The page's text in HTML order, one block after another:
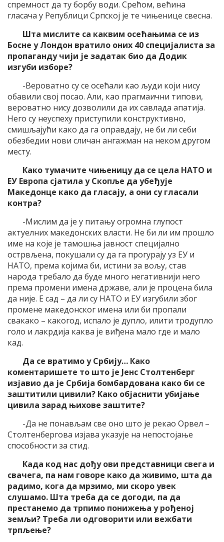
спремност да ту борбу води. Срећом, већина
гласача у Републици Српској је те чињенице свесна.
Шта мислите са каквим осећањима се из
Босне у Лондон вратило оних 40 специјалиста за
пропаганду чији је задатак био да Додик
изгуби изборе?
-Вероватно су се осећали као људи који нису
обавили свој посао. Али, као прагмаични типови,
вероватно нису дозволили да их савлада апатија.
Него су неуспеху приступили конструктивно,
смишљајући како да га оправдају, не би ли себи
обезбедии нови сличан ангажман на неком другом
месту.
Како тумачите чињеницу да се цела НАТО и
ЕУ Европа сјатила у Скопље да убеђује
Македонце како да гласају, а они су гласали
контра?
-Мислим да је у питању огромна глупост
актуелних македонских власти. Не би ли им прошло
име на које је тамошња јавност специјално
острвљена, покушали су да га прогурају уз ЕУ и
НАТО, према којима би, истини за вољу, став
народа требало да буде много негативнији него
према промени имена државе, али је процена била
да није. Е сад – да ли су НАТО и ЕУ изгубили због
промене македонског имена или би пропали
свакако – какогод, испало је дупло, илити тродупло
голо и лакрдија каква је виђена мало где и мало
кад.
Да се вратимо у Србију… Како
коментаришете то што је Јенс Столтенберг
изјавио да је Србија бомбардована како би се
заштитили цивили? Како објаснити убијање
цивила зарад њихове заштите?
-Да не понављам све оно што је рекао Орвел –
Столтенбергова изјава указује на непостојање
способности за стид.
Када код нас дођу ови представници свега и
свачега, па нам говоре како да живимо, шта да
радимо, кога да мрзимо, ми скоро увек
слушамо. Шта треба да се догоди, па да
престанемо да трпимо понижења у рођеној
земљи? Треба ли одговорити или вежбати
трпљење?